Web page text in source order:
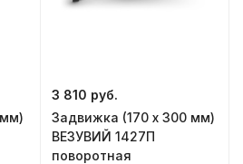
3 810 руб.
Задвижка (170 х 300 мм)
ВЕЗУВИЙ 1427П
поворотная